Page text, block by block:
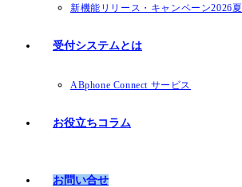
新機能リリース・キャンペーン2026夏
受付システムとは
ABphone Connect サービス
お役立ちコラム
お問い合せ